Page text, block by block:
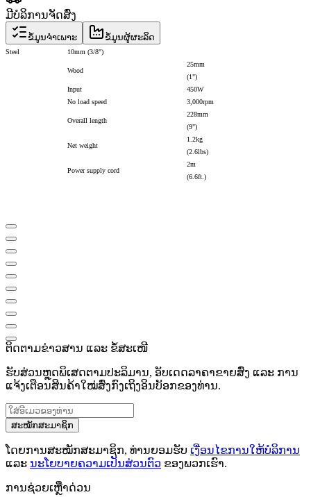
ມີບໍລິການຈັດສົ່ງ
ຂໍ້ມູນຈຳເພາະ ຂໍ້ມູນຜູ້ຜະລິດ
Steel 10mm (3/8")
Wood
25mm
(1")
Input
450W
No load speed
3,000rpm
Overall length
228mm
(9")
Net weight
1.2kg
(2.6lbs)
Power supply cord
2m
(6.6ft.)
ຕິດຕາມຂ່າວສານ ແລະ ຂໍ້ສະເໜີ
ຮັບສ່ວນຫຼຸດພິເສດຕາມປະລິມານ, ອັບເດດລາຄາຂາຍສົ່ງ ແລະ ການ
ແຈ້ງເຕືອນສິນຄ້າໃໝ່ສົ່ງກົງເຖິງອິນບັອກຂອງທ່ານ.
ສະໝັກສະມາຊິກ
ໂດຍການສະໝັກສະມາຊິກ, ທ່ານຍອມຮັບ ເງື່ອນໄຂການໃຫ້ບໍລິການ
ແລະ ນະໂຍບາຍຄວາມເປັນສ່ວນຕົວ ຂອງພວກເຮົາ.
ການຊ່ວຍເຫຼືໍາດ່ວນ